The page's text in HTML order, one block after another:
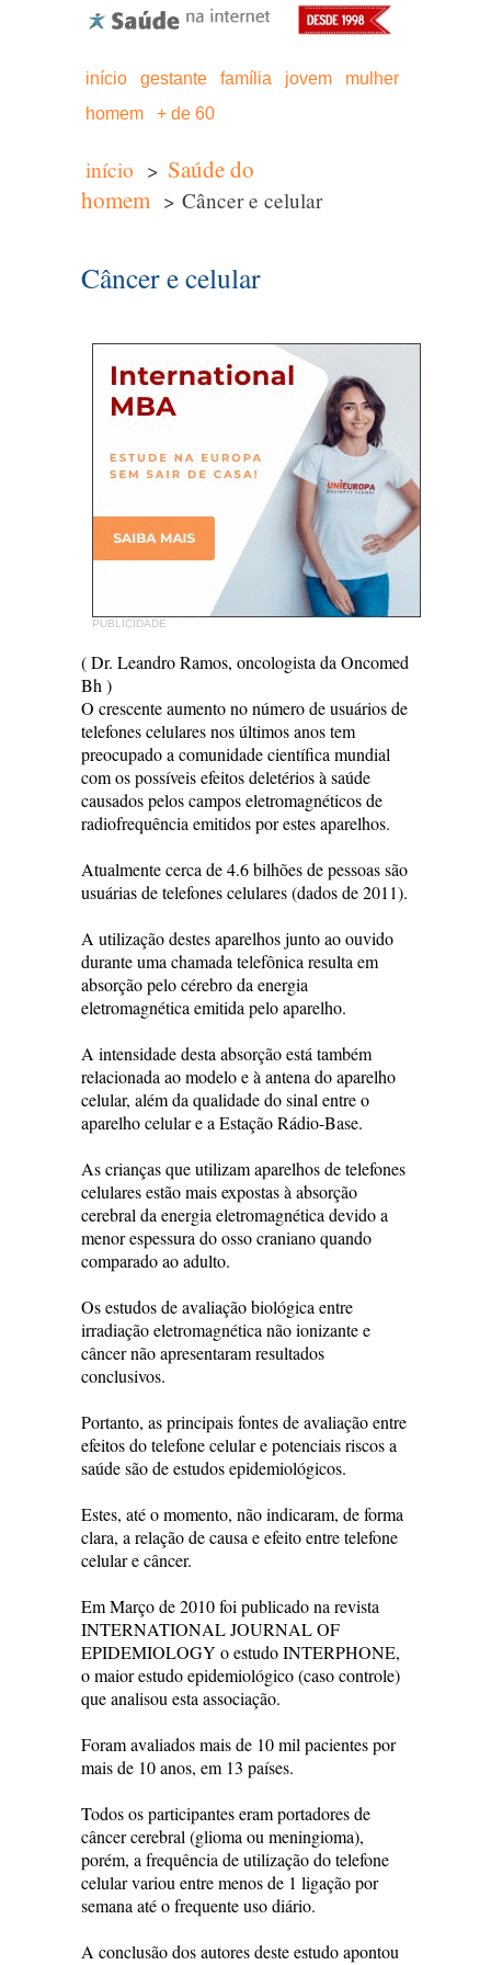
início gestante família jovem
mulher
homem
+ de 60
início > Saúde do
homem > Câncer e celular
Câncer e celular
PUBLICIDADE
( Dr. Leandro Ramos, oncologista da Oncomed
Bh )
O crescente aumento no número de usuários de
telefones celulares nos últimos anos tem
preocupado a comunidade científica mundial
com os possíveis efeitos deletérios à saúde
causados pelos campos eletromagnéticos de
radiofrequência emitidos por estes aparelhos.
Atualmente cerca de 4.6 bilhões de pessoas são
usuárias de telefones celulares (dados de 2011).
A utilização destes aparelhos junto ao ouvido
durante uma chamada telefônica resulta em
absorção pelo cérebro da energia
eletromagnética emitida pelo aparelho.
A intensidade desta absorção está também
relacionada ao modelo e à antena do aparelho
celular, além da qualidade do sinal entre o
aparelho celular e a Estação Rádio-Base.
As crianças que utilizam aparelhos de telefones
celulares estão mais expostas à absorção
cerebral da energia eletromagnética devido a
menor espessura do osso craniano quando
comparado ao adulto.
Os estudos de avaliação biológica entre
irradiação eletromagnética não ionizante e
câncer não apresentaram resultados
conclusivos.
Portanto, as principais fontes de avaliação entre
efeitos do telefone celular e potenciais riscos a
saúde são de estudos epidemiológicos.
Estes, até o momento, não indicaram, de forma
clara, a relação de causa e efeito entre telefone
celular e câncer.
Em Março de 2010 foi publicado na revista
INTERNATIONAL JOURNAL OF
EPIDEMIOLOGY o estudo INTERPHONE,
o maior estudo epidemiológico (caso controle)
que analisou esta associação.
Foram avaliados mais de 10 mil pacientes por
mais de 10 anos, em 13 países.
Todos os participantes eram portadores de
câncer cerebral (glioma ou meningioma),
porém, a frequência de utilização do telefone
celular variou entre menos de 1 ligação por
semana até o frequente uso diário.
A conclusão dos autores deste estudo apontou